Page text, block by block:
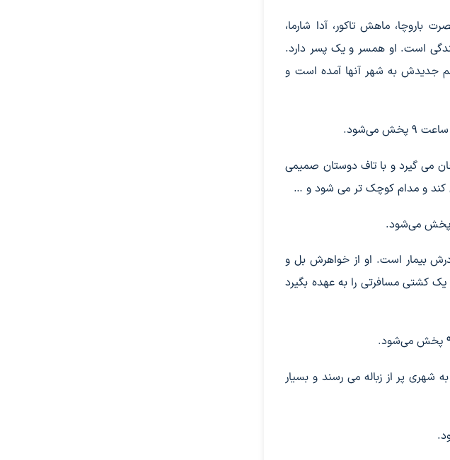
باروچا، ماهش تاکور، آدا شارما،
است. او همسر و یک پسر دارد.
جدیدش به شهر آنها آمده است و
می گیرد و با تاف دوستان صمیمی
کند و مدام کوچک تر می شود و …
بیمار است. او از خواهرش بل و
کشتی مسافرتی را به عهده بگیرد
شهری پر از زباله می رسند و بسیار